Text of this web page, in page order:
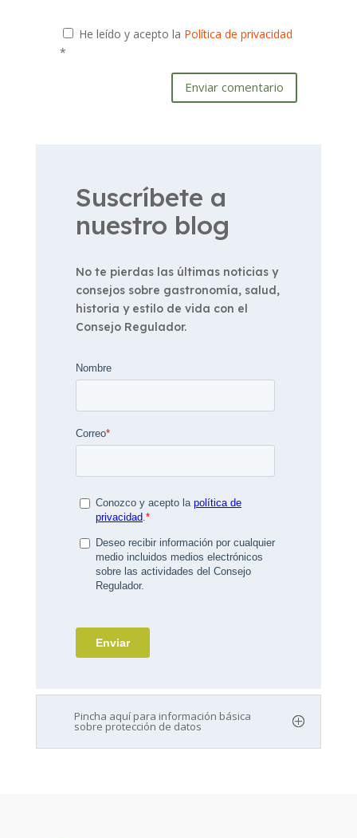
He leído y acepto la Política de privacidad
*
Enviar comentario
Suscríbete a
nuestro blog
No te pierdas las últimas noticias y
consejos sobre gastronomía, salud,
historia y estilo de vida con el
Consejo Regulador.
Pincha aquí para información básica
sobre protección de datos